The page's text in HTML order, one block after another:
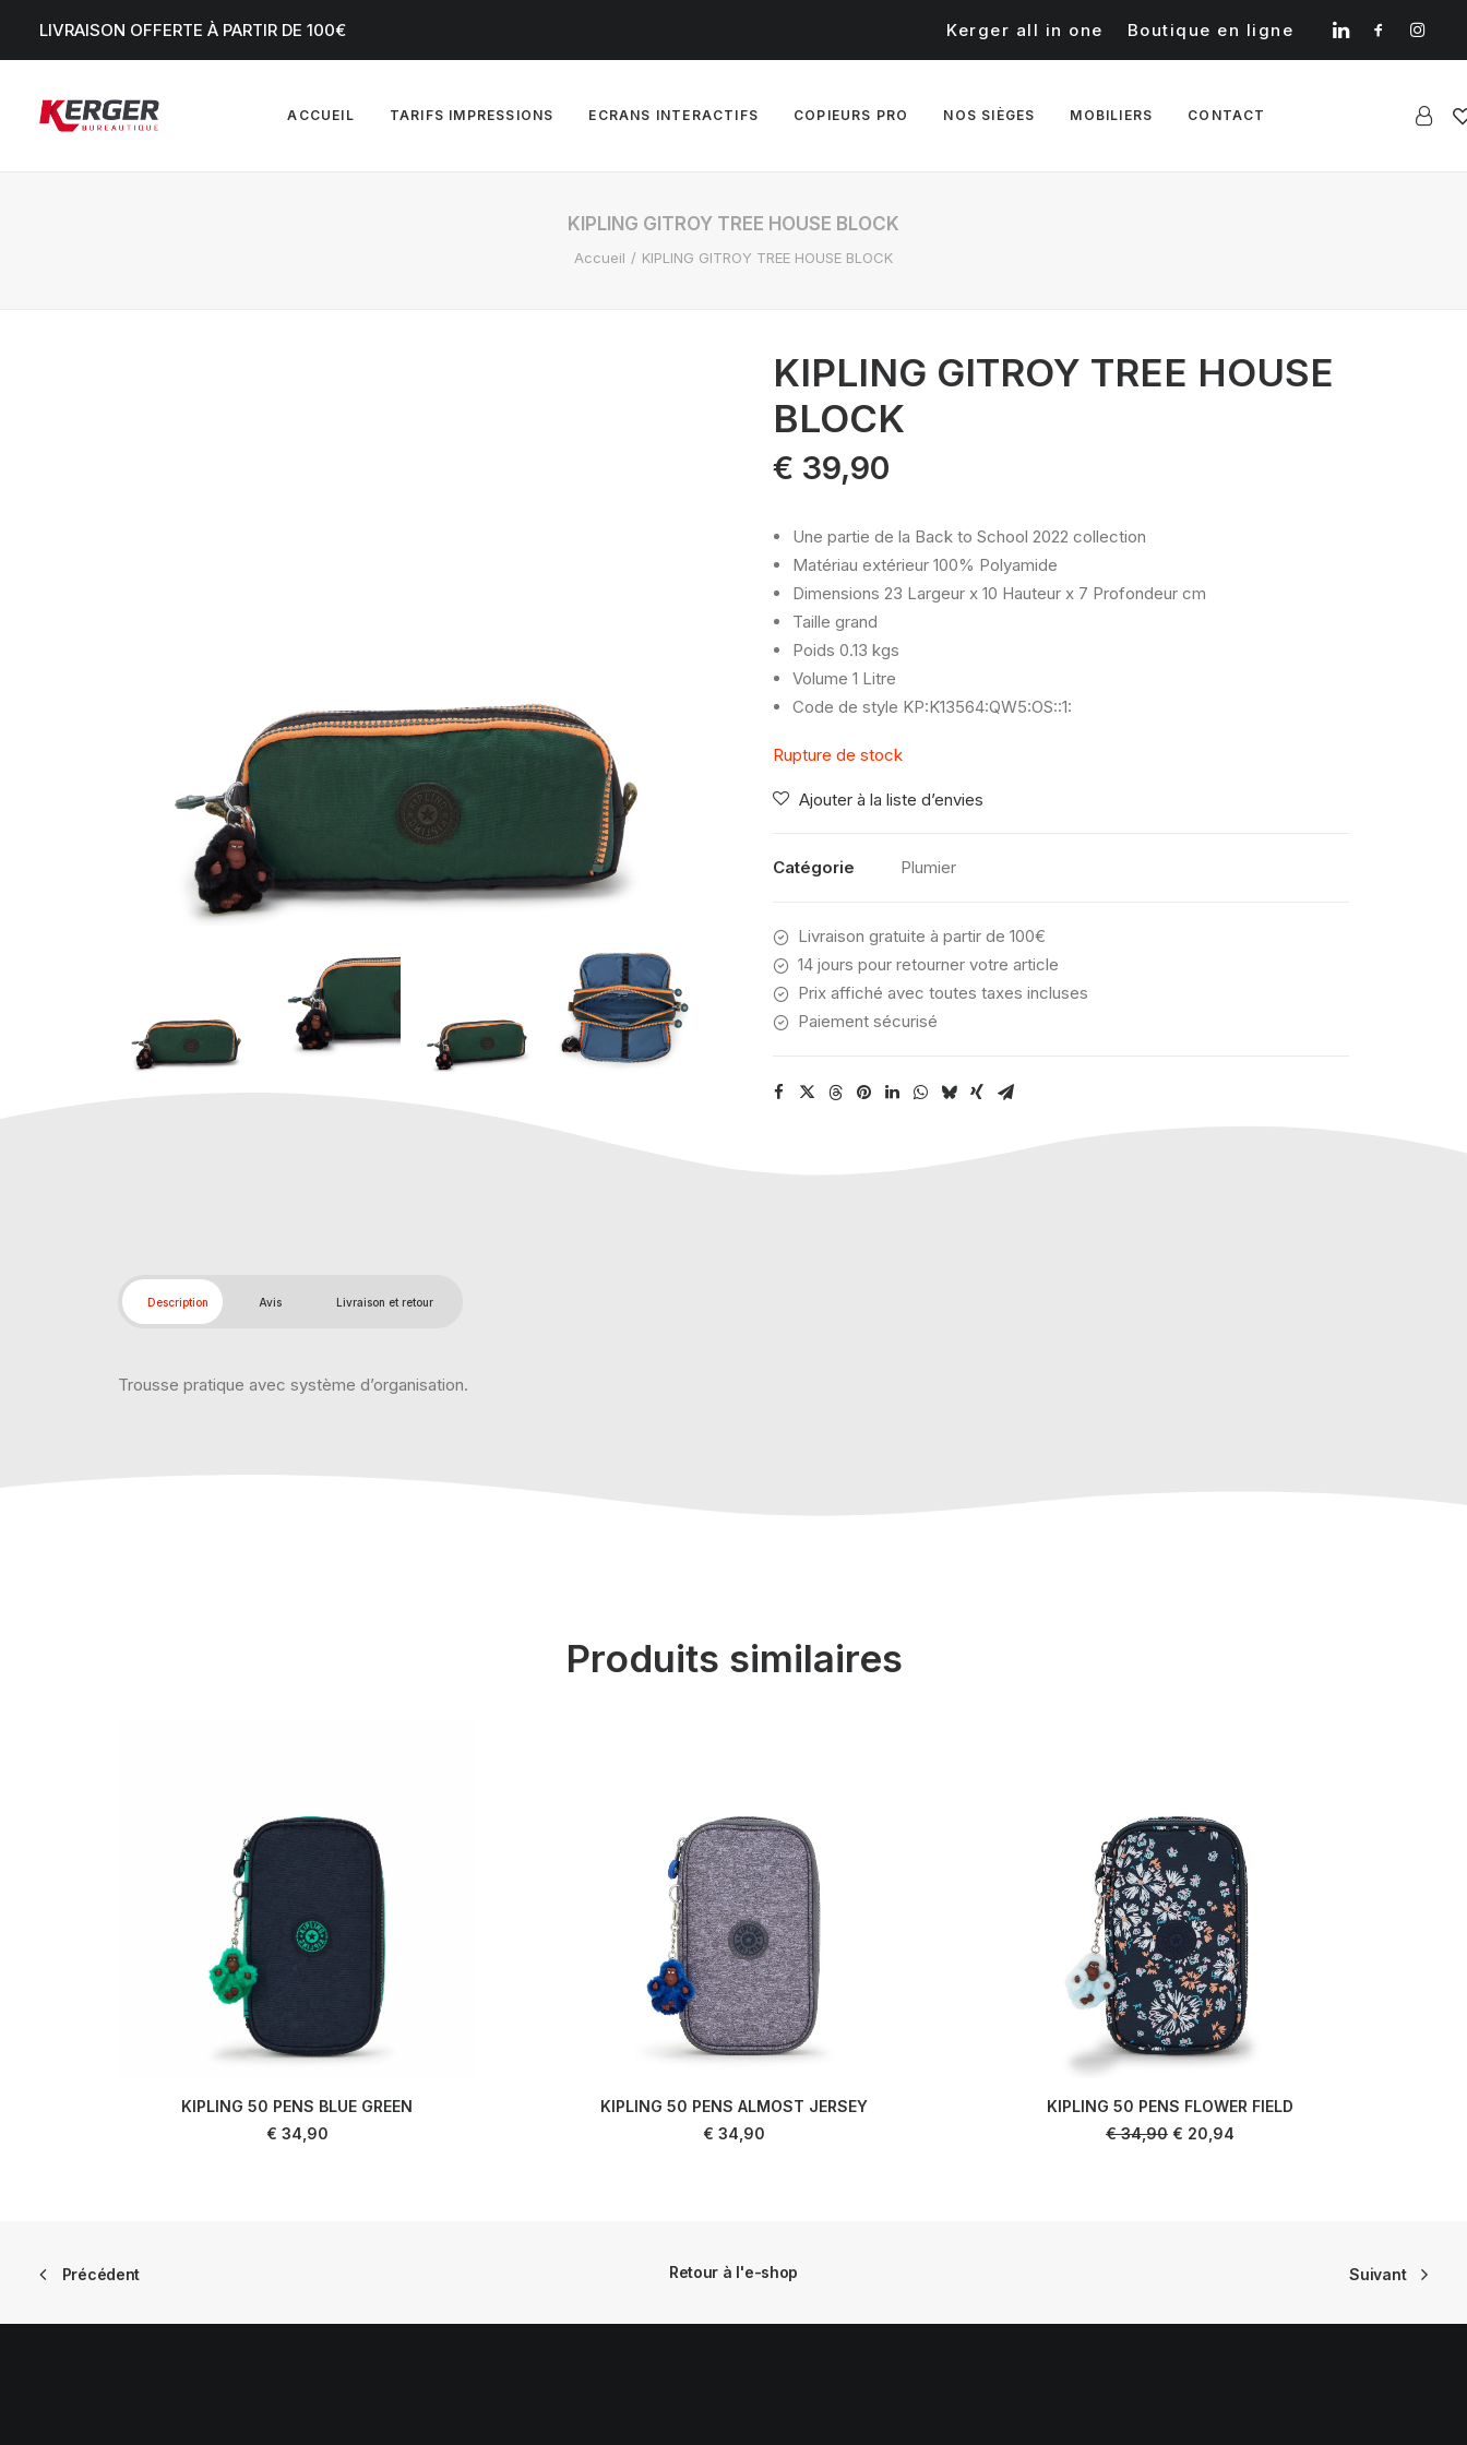
LIVRAISON OFFERTE À PARTIR DE 100€ Kerger all in one Boutique en ligne
ACCUEIL TARIFS IMPRESSIONS ECRANS INTERACTIFS COPIEURS PRO NOS SIÈGES MOBILIERS CONTACT
KIPLING GITROY TREE HOUSE BLOCK
Accueil KIPLING GITROY TREE HOUSE BLOCK
KIPLING GITROY TREE HOUSE
BLOCK
€ 39,90
Une partie de la Back to School 2022 collection
Matériau extérieur 100% Polyamide
Dimensions 23 Largeur x 10 Hauteur x 7 Profondeur cm
Taille grand
Poids 0.13 kgs
Volume 1 Litre
Code de style KP:K13564:QW5:OS::1:
Rupture de stock
Ajouter à la liste d’envies
Catégorie Plumier
Livraison gratuite à partir de 100€
14 jours pour retourner votre article
Prix affiché avec toutes taxes incluses
Paiement sécurisé
Description Avis Livraison et retour
Trousse pratique avec système d’organisation.
Produits similaires
KIPLING 50 PENS BLUE GREEN
€ 34,90
KIPLING 50 PENS ALMOST JERSEY
€ 34,90
KIPLING 50 PENS FLOWER FIELD
€34,90 Le
€ 20,94
Précédent Retour à l'e-shop Suivant